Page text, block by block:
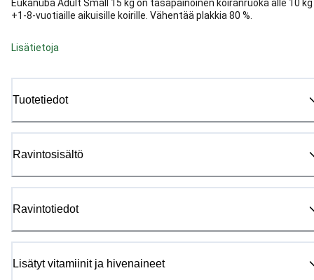
Eukanuba Adult Small 15 kg on tasapainoinen koiranruoka alle 10 kg
+1-8-vuotiaille aikuisille koirille. Vähentää plakkia 80 %.
Lisätietoja
Tuotetiedot
Ravintosisältö
Ravintotiedot
Lisätyt vitamiinit ja hivenaineet